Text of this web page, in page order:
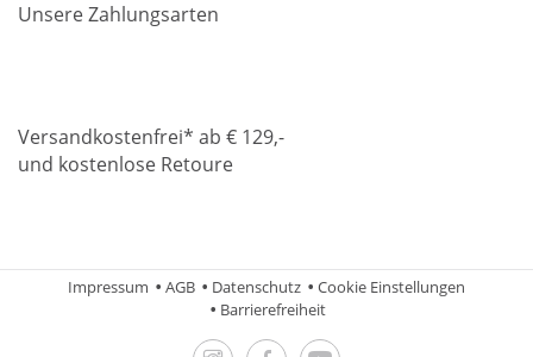
Unsere Zahlungsarten
Versandkostenfrei* ab € 129,-
und kostenlose Retoure
Impressum AGB Datenschutz
Cookie Einstellungen
Barrierefreiheit